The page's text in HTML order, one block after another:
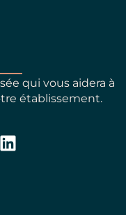
qui vous aidera à
établissement.
L
i